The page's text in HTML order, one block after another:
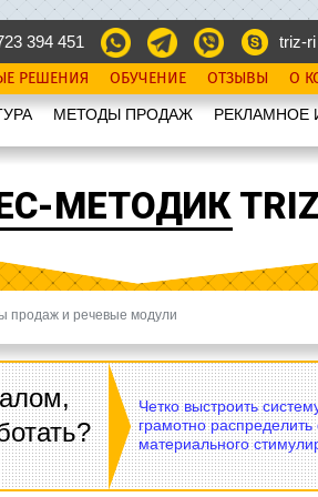
394 451 triz-ri
РЕШЕНИЯ ОБУЧЕНИЕ ОТЗЫВЫ О
МЕТОДЫ ПРОДАЖ РЕКЛАМНОЕ
МЕТОДИК
продаж и речевые модули
Четко выстроить
грамотно
материального